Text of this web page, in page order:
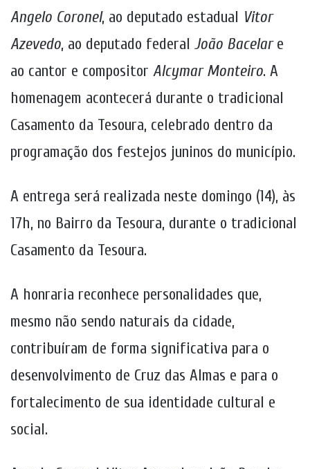
Angelo Coronel, ao deputado estadual Vitor
Azevedo, ao deputado federal João Bacelare
ao cantor e compositor Alcymar Monteiro. A
homenagem acontecerá durante o tradicional
Casamento da Tesoura, celebrado dentro da
programação dos festejos juninos do município.
A entrega será realizada neste domingo (14), às
17h, no Bairro da Tesoura, durante o tradicional
Casamento da Tesoura.
A honraria reconhece personalidades que,
mesmo não sendo naturais da cidade,
contribuíram de forma significativa para o
desenvolvimento de Cruz das Almas e para o
fortalecimento de sua identidade cultural e
social.